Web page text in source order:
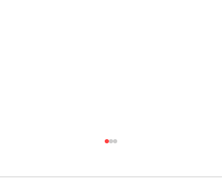
"Explorando la Innovación: El